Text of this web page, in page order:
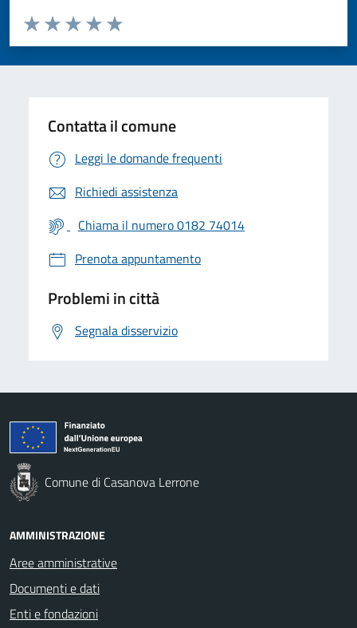
Valuta da 1 a 5 stelle la pagina
Valuta 5 stelle su 5
Valuta 4 stelle su 5
Valuta 3 stelle su 5
Valuta 2 stelle su 5
Valuta 1 stelle su 5
Contatta il comune
Leggi le domande frequenti
Richiedi assistenza
Chiama il numero 0182 74014
Prenota appuntamento
Problemi in città
Segnala disservizio
Comune di Casanova Lerrone
AMMINISTRAZIONE
Aree amministrative
Documenti e dati
Enti e fondazioni